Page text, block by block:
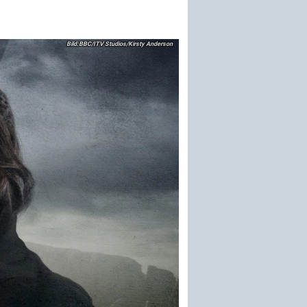
BBC/ITV Studios/Kirsty Anderson